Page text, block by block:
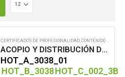
CERTIFICADOS DE PROFESIONALIDAD CONTENIDO EN FORMATO DIGITAL
ACOPIO Y DISTRIBUCIÓN DE GÉNEROS EN EL ÁREA DE BAR
HOT_A_3038_01
HOT_B_3038HOT_C_002_3B